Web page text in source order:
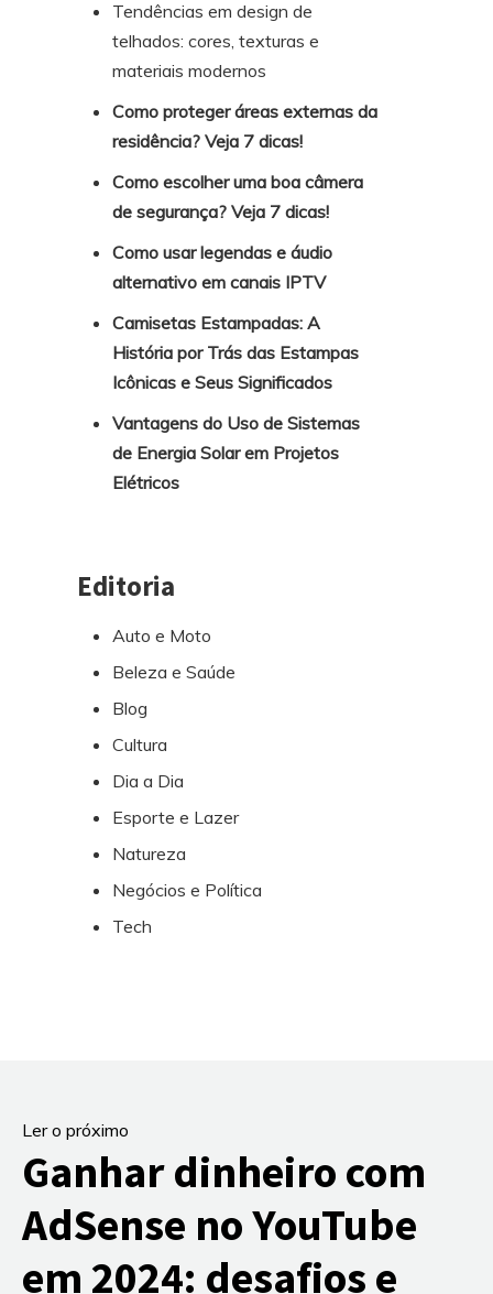
Tendências em design de
telhados: cores, texturas e
materiais modernos
Como proteger áreas externas da
residência? Veja 7 dicas!
Como escolher uma boa câmera
de segurança? Veja 7 dicas!
Como usar legendas e áudio
alternativo em canais IPTV
Camisetas Estampadas: A
História por Trás das Estampas
Icônicas e Seus Significados
Vantagens do Uso de Sistemas
de Energia Solar em Projetos
Elétricos
Editoria
Auto e Moto
Beleza e Saúde
Blog
Cultura
Dia a Dia
Esporte e Lazer
Natureza
Negócios e Política
Tech
Ler o próximo
Ganhar dinheiro com
AdSense no YouTube
em 2024: desafios e